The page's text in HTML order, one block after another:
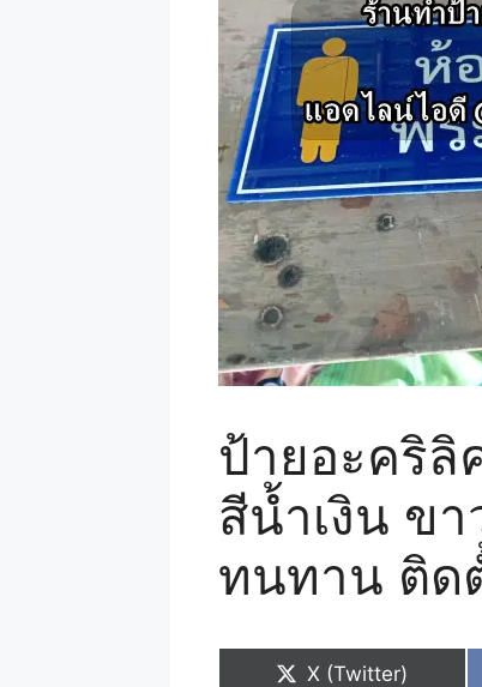
ป้ายอะคริลิ
สีน้ำเงิน ข
ทนทาน ติด
Share
X (Twitter)